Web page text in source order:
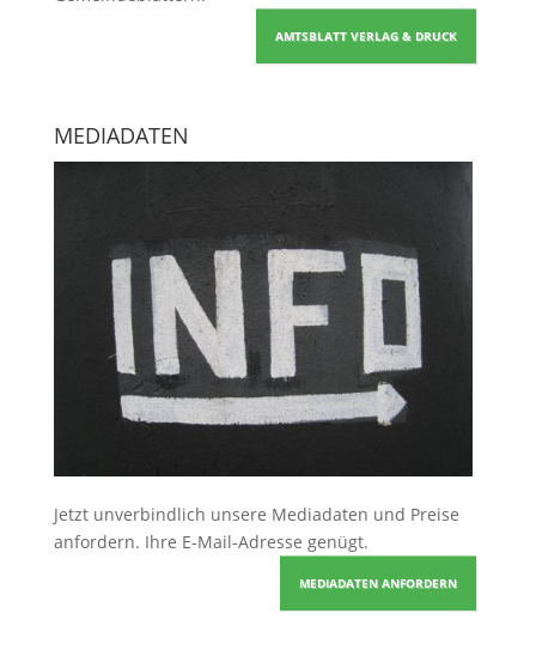
AMTSBLATT VERLAG & DRUCK
MEDIADATEN
Jetzt unverbindlich unsere Mediadaten und Preise
anfordern. Ihre E-Mail-Adresse genügt.
MEDIADATEN ANFORDERN